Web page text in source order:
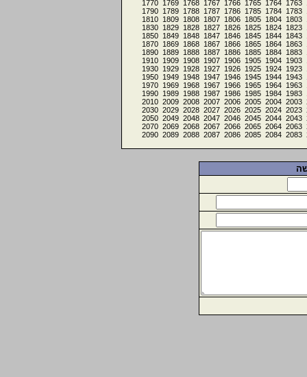
1763
1764
1765
1766
1767
1768
1769
1770
1783
1784
1785
1786
1787
1788
1789
1790
1803
1804
1805
1806
1807
1808
1809
1810
1823
1824
1825
1826
1827
1828
1829
1830
1843
1844
1845
1846
1847
1848
1849
1850
1863
1864
1865
1866
1867
1868
1869
1870
1883
1884
1885
1886
1887
1888
1889
1890
1903
1904
1905
1906
1907
1908
1909
1910
1923
1924
1925
1926
1927
1928
1929
1930
1943
1944
1945
1946
1947
1948
1949
1950
1963
1964
1965
1966
1967
1968
1969
1970
1983
1984
1985
1986
1987
1988
1989
1990
2003
2004
2005
2006
2007
2008
2009
2010
2023
2024
2025
2026
2027
2028
2029
2030
2043
2044
2045
2046
2047
2048
2049
2050
2063
2064
2065
2066
2067
2068
2069
2070
2083
2084
2085
2086
2087
2088
2089
2090